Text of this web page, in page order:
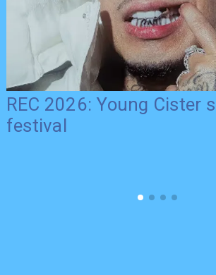
REC 2026: Young Cister
festival